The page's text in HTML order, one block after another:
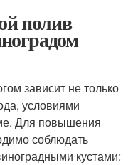
полив
зависит не только
условиями
Для повышения
соблюдать
кустами: